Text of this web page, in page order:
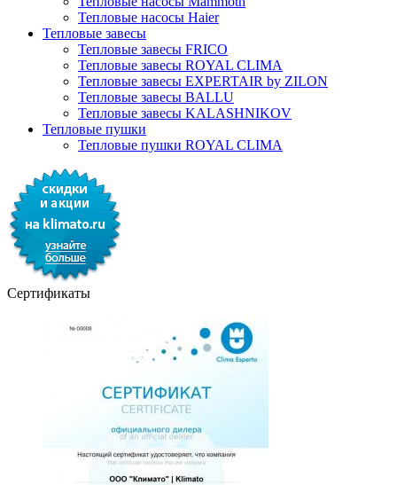
Тепловые насосы Haier
Тепловые завесы
Тепловые завесы FRICO
Тепловые завесы ROYAL CLIMA
Тепловые завесы EXPERTAIR by ZILON
Тепловые завесы BALLU
Тепловые завесы KALASHNIKOV
Тепловые пушки
Тепловые пушки ROYAL CLIMA
Сертификаты